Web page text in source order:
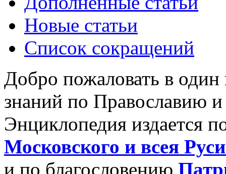
Новые статьи
Список сокращений
Добро пожаловать в
знаний по Православию
Энциклопедия издается
Московского и всея
и по благословению